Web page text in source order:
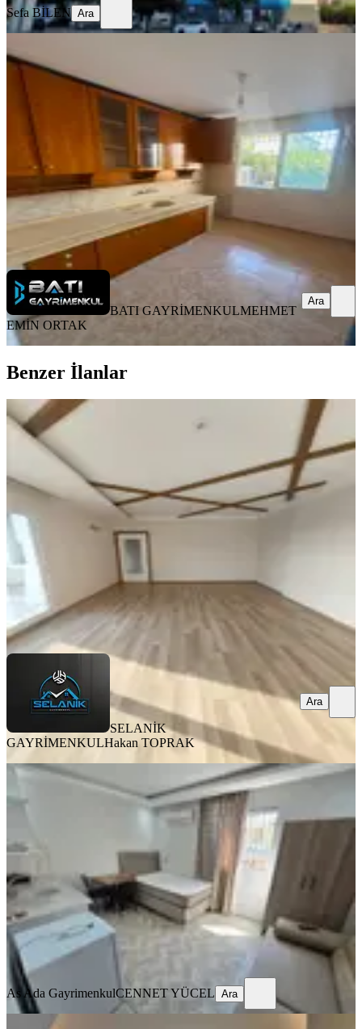
Sefa BİLEN Ara
Seyhan, Fatih Mahallesi
3+1
135 m²·Düz Giriş (Zemin)·17.07.2026
130.000 ₺
BATI GAYRİMENKULMEHMET EMİN ORTAK
BATI GAYRİMENKULMEHMET
EMİN ORTAK
Ara
Benzer İlanlar
ÖNE ÇIKAN
Selanikten Türkmenbaşı Bulvarı
Cepheli 3+1+çb+go+kilerli D.gazlı
Seyhan, Pınar Mahallesi
3+1·160 m²·14. Kat·06.08.2026
35.000 ₺
SELANİK GAYRİMENKUL Hakan TOPRAK
Ara
SELANİK
GAYRİMENKULHakan TOPRAK
Ara
ÖNE ÇIKAN
Barajyoluna Yakın Genişş 1+0 Eşyalı
Daire✅️
Seyhan, Yeşilyurt Mahallesi
· 03.08.2026
14.000 ₺
As Ada Gayrimenkul CENNET YÜCEL
Ara
As Ada GayrimenkulCENNET YÜCEL Ara
ÖNE ÇIKAN